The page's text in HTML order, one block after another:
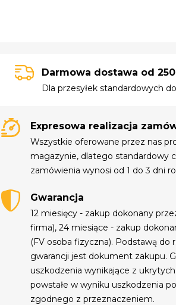
Darmowa dostawa od
Dla przesyłek standardowych
Expresowa realizacja
Wszystkie oferowane przez nas
magazynie, dlatego standardowy
zamówienia wynosi od 1 do 3 dni
Gwarancja
12 miesięcy - zakup dokonany
firma), 24 miesiące - zakup
(FV osoba fizyczna). Podstawą do
gwarancji jest dokument zakupu.
uszkodzenia wynikające z
powstałe w wyniku uszkodzenia
zgodnego z przeznaczeniem.